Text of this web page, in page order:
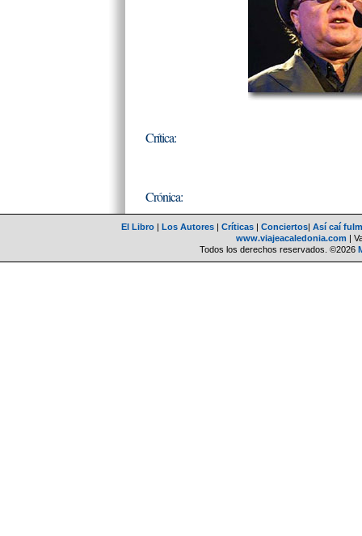
Crítica:
Crónica:
El Libro | Los Autores | Críticas | Conciertos| Así caí
www.viajeacaledonia.com |
Todos los derechos reservados. ©2026